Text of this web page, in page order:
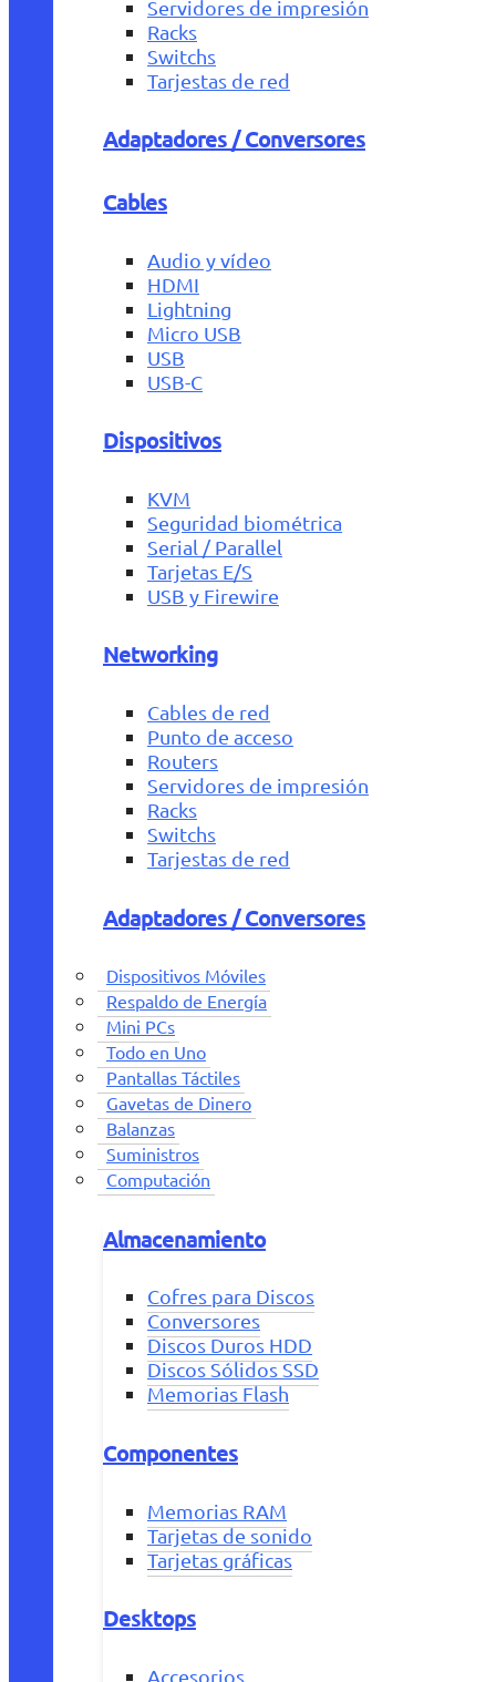
Servidores de impresión
Racks
Switchs
Tarjestas de red
Adaptadores / Conversores
Cables
Audio y vídeo
HDMI
Lightning
Micro USB
USB
USB-C
Dispositivos
KVM
Seguridad biométrica
Serial / Parallel
Tarjetas E/S
USB y Firewire
Networking
Cables de red
Punto de acceso
Routers
Servidores de impresión
Racks
Switchs
Tarjestas de red
Adaptadores / Conversores
Dispositivos Móviles
Respaldo de Energía
Mini PCs
Todo en Uno
Pantallas Táctiles
Gavetas de Dinero
Balanzas
Suministros
Computación
Almacenamiento
Cofres para Discos
Conversores
Discos Duros HDD
Discos Sólidos SSD
Memorias Flash
Componentes
Memorias RAM
Tarjetas de sonido
Tarjetas gráficas
Desktops
Accesorios